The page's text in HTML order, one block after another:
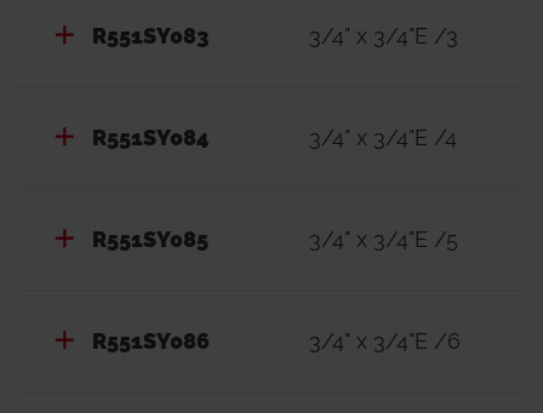
R551SY083 3/4" x 3/4"E /3
R551SY084 3/4" x 3/4"E /4
R551SY085 3/4" x 3/4"E /5
R551SY086 3/4" x 3/4"E /6